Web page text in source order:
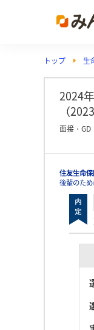
トップ 生
2024
（
面接・
住友生命
後輩のた